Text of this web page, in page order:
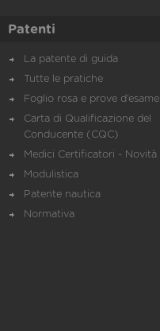
Patenti
La patente di guida
Tutte le pratiche
Foglio rosa e prove d’esame
Carta di Qualificazione del
Conducente (CQC)
Medici Certificatori - Novità
Modulistica
Patente nautica
Normativa